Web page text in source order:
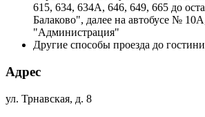
615, 634, 634А, 646, 649, 665 до
Балаково", далее на автобусе №
"Администрация"
Другие способы проезда до
Адрес
ул. Трнавская, д. 8